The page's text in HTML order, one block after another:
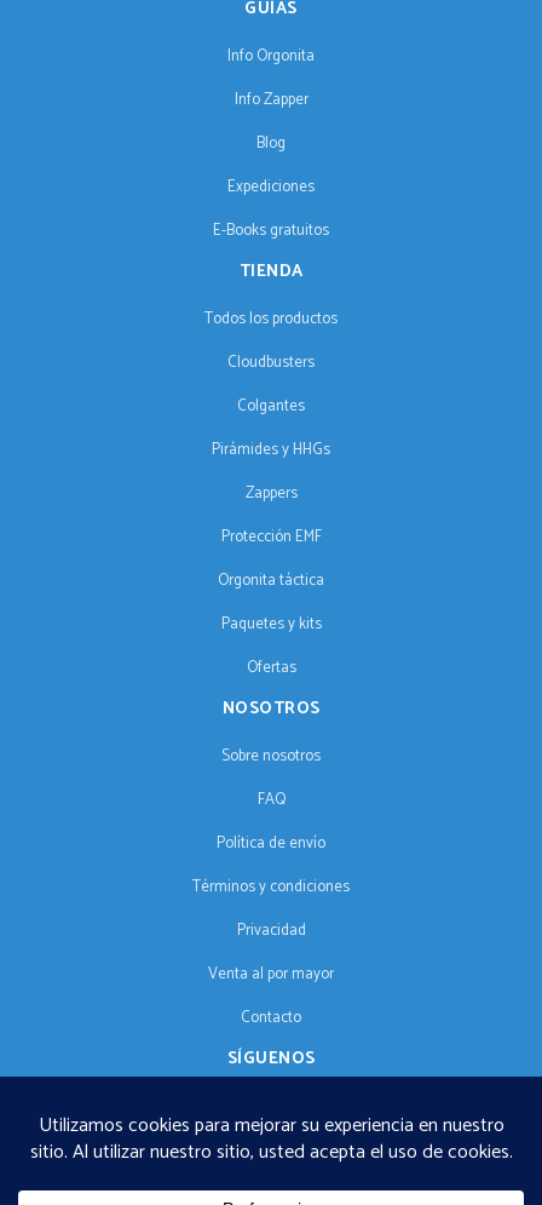
GUÍAS
Info Orgonita
Info Zapper
Blog
Expediciones
E-Books gratuitos
TIENDA
Todos los productos
Cloudbusters
Colgantes
Pirámides y HHGs
Zappers
Protección EMF
Orgonita táctica
Paquetes y kits
Ofertas
NOSOTROS
Sobre nosotros
FAQ
Política de envío
Términos y condiciones
Privacidad
Venta al por mayor
Contacto
SÍGUENOS